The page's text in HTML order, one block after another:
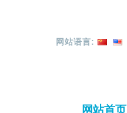
网站语言:
网站首页